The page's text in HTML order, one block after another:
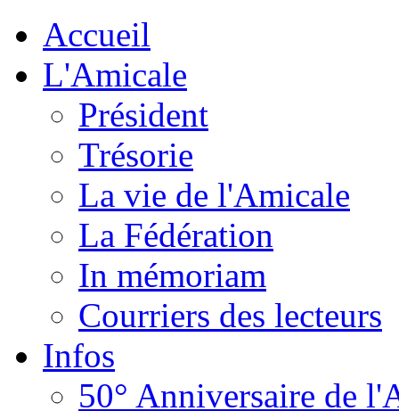
Accueil
L'Amicale
Président
Trésorie
La vie de l'Amicale
La Fédération
In mémoriam
Courriers des lecteurs
Infos
50° Anniversaire de